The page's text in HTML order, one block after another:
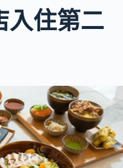
住第二